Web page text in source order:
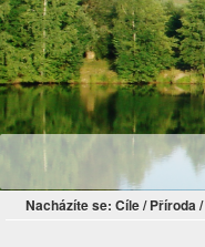
Nacházíte se: Cíle/ Příroda/